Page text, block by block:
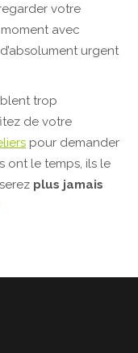
votre
avec
urgent
trop
de votre
pour demander
ont le temps, ils le
plus jamais